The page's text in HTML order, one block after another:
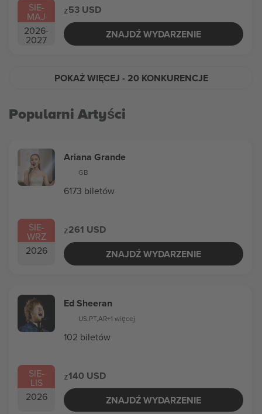
SIE-
MAJ
2026-
2027
z53 USD
ZNAJDŹ WYDARZENIE
POKAŻ WIĘCEJ - 20 KONKURENCJE
Popularni Artyści
SIE-
WRZ
2026
Ariana Grande
GB
6173 biletów
z261 USD
ZNAJDŹ WYDARZENIE
SIE-
LIS
2026
Ed Sheeran
US,PT,AR+1 więcej
102 biletów
z140 USD
ZNAJDŹ WYDARZENIE